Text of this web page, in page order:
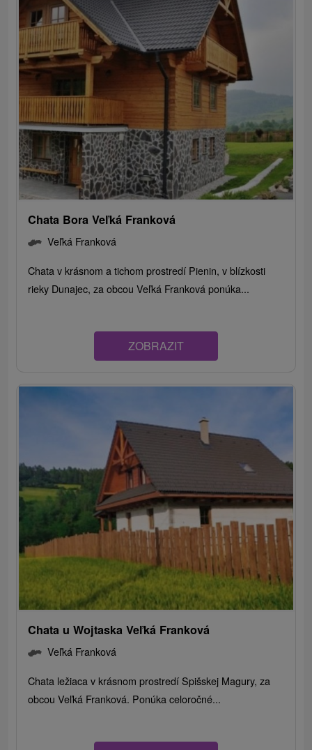
Chata Bora Veľká Franková
Veľká Franková
Chata v krásnom a tichom prostredí Pienin, v blízkosti
rieky Dunajec, za obcou Veľká Franková ponúka...
ZOBRAZIT
Chata u Wojtaska Veľká Franková
Veľká Franková
Chata ležiaca v krásnom prostredí Spišskej Magury, za
obcou Veľká Franková. Ponúka celoročné...